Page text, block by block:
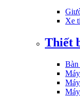
Xe
Thiết
Bàn